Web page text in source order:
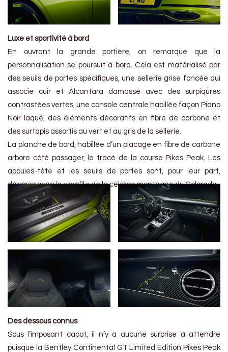
Luxe et sportivité à bord
En ouvrant la grande portière, on remarque que la
personnalisation se poursuit à bord. Cela est matérialisé par
des seuils de portes spécifiques, une sellerie grise foncée qui
associe cuir et Alcantara damassé avec des surpiqûres
contrastées vertes, une console centrale habillée façon Piano
Noir laqué, des éléments décoratifs en fibre de carbone et
des surtapis assortis au vert et au gris de la sellerie.
La planche de bord, habillée d’un placage en fibre de carbone
arbore côté passager, le tracé de la course Pikes Peak. Les
appuies-tête et les seuils de portes sont, pour leur part,
décorés avec le « profil » de la célèbre montagne du Colorado.
Des dessous connus
Sous l’imposant capot, il n’y a aucune surprise à attendre
puisque la Bentley Continental GT Limited Edition Pikes Peak